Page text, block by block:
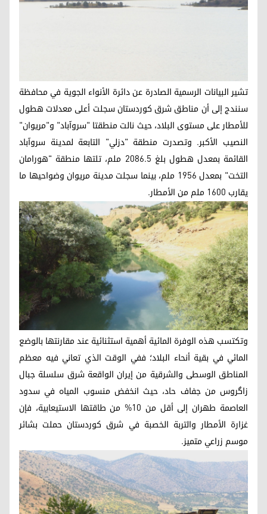
تشير البيانات الرسمية الصادرة عن دائرة الأنواء الجوية في محافظة
سنندج إلى أن مناطق شرق كوردستان سجلت أعلى معدلات هطول
للأمطار على مستوى البلاد، حيث نالت منطقتا "سروآباد" و"مريوان"
النصيب الأكبر. وتصدرت منطقة "دزلي" التابعة لمدينة سروآباد
القائمة بمعدل هطول بلغ 2086.5 ملم، تلتها منطقة "هورامان
التخت" بمعدل 1956 ملم، بينما سجلت مدينة مريوان وضواحيها ما
يقارب 1600 ملم من الأمطار.
وتكتسب هذه الوفرة المائية أهمية استثنائية عند مقارنتها بالوضع
المائي في بقية أنحاء البلاد؛ ففي الوقت الذي تعاني فيه معظم
المناطق الوسطى والشرقية من إيران الواقعة شرق سلسلة جبال
زاگروس من جفاف حاد، حيث انخفض منسوب المياه في سدود
العاصمة طهران إلى أقل من 10% من طاقتها الاستيعابية، فإن
غزارة الأمطار والتربة الخصبة في شرق كوردستان حملت بشائر
موسم زراعي متميز.